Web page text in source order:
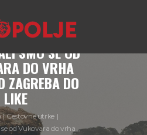
SMO SE OD
DO VRHA
ZAGREBA DO
LIKE
Cestovne utrke
od Vukovara do vrha